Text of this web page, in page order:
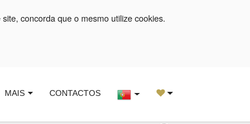
concorda que o mesmo utilize cookies.
MAIS CONTACTOS